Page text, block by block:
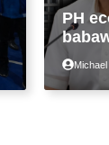
PH
ng
GDP
war,